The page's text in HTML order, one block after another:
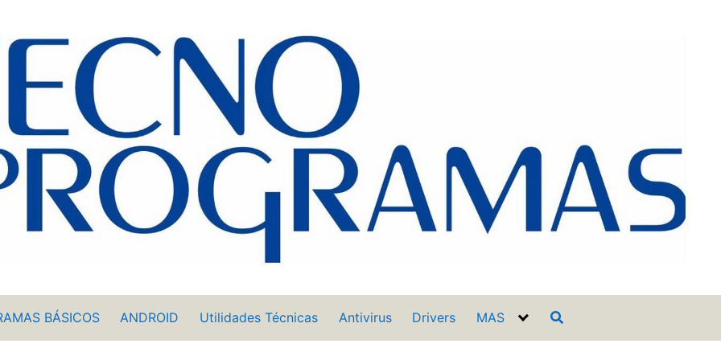
BÁSICOS ANDROID Utilidades Técnicas Antivirus Drivers MAS